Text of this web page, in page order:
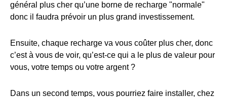
général plus cher qu’une borne de recharge "normale"
donc il faudra prévoir un plus grand investissement.
Ensuite, chaque recharge va vous coûter plus cher, donc
c’est à vous de voir, qu’est-ce qui a le plus de valeur pour
vous, votre temps ou votre argent ?
Dans un second temps, vous pourriez faire installer, chez